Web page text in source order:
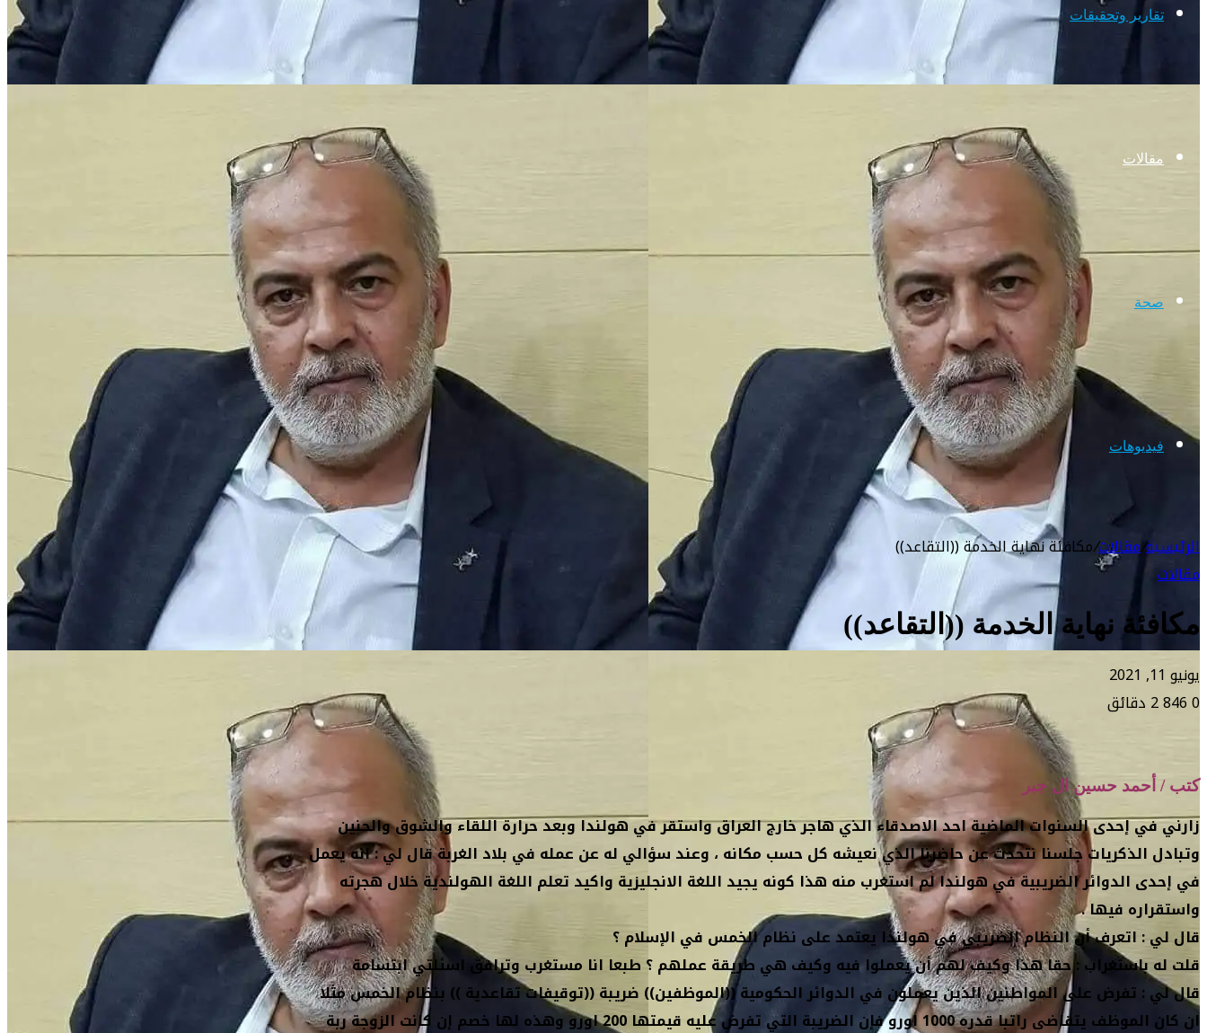
تقارير وتحقيقات
مقالات
صحة
فيديوهات
الرئيسية/مقالات/مكافئة نهاية الخدمة ((التقاعد))
مقالات
مكافئة نهاية الخدمة ((التقاعد))
يونيو 11, 2021
0
2 دقائق
كتب / أحمد حسين ال جبر
زارني في إحدى السنوات الماضية احد الاصدقاء الذي هاجر خارج العراق واستقر في هولندا وبعد حرارة اللقاء والشوق والحنين
وتبادل الذكريات جلسنا نتحدث عن حاضرنا الذي نعيشه كل حسب مكانه ، وعند سؤالي له عن عمله في بلاد الغربة قال لي : انه يعمل
في إحدى الدوائر الضريبية في هولندا لم استغرب منه هذا كونه يجيد اللغة الانجليزية واكيد تعلم اللغة الهولندية خلال هجرته
واستقراره فيها .
قال لي : اتعرف أن النظام الضريبي في هولندا يعتمد على نظام الخمس في الإسلام ؟
قلت له باستغراب : حقا هذا وكيف لهم أن يعملوا فيه وكيف هي طريقة عملهم ؟ طبعا انا مستغرب وترافق اسئلتي ابتسامة
قال لي : تفرض على المواطنين الذين يعملون في الدوائر الحكومية ((الموظفين)) ضريبة ((توقيفات تقاعدية )) بنظام الخمس مثلا
ان كان الموظف يتقاضى راتبا قدره 1000 اورو فإن الضريبة التي تفرض عليه قيمتها 200 اورو وهذه لها خصم إن كانت الزوجة ربة